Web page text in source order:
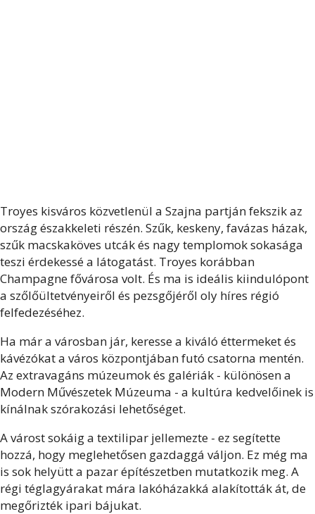
Troyes kisváros közvetlenül a Szajna partján fekszik az
ország északkeleti részén. Szűk, keskeny, favázas házak,
szűk macskaköves utcák és nagy templomok sokasága
teszi érdekessé a látogatást. Troyes korábban
Champagne fővárosa volt. És ma is ideális kiindulópont
a szőlőültetvényeiről és pezsgőjéről oly híres régió
felfedezéséhez.
Ha már a városban jár, keresse a kiváló éttermeket és
kávézókat a város központjában futó csatorna mentén.
Az extravagáns múzeumok és galériák - különösen a
Modern Művészetek Múzeuma - a kultúra kedvelőinek is
kínálnak szórakozási lehetőséget.
A várost sokáig a textilipar jellemezte - ez segítette
hozzá, hogy meglehetősen gazdaggá váljon. Ez még ma
is sok helyütt a pazar építészetben mutatkozik meg. A
régi téglagyárakat mára lakóházakká alakították át, de
megőrizték ipari bájukat.